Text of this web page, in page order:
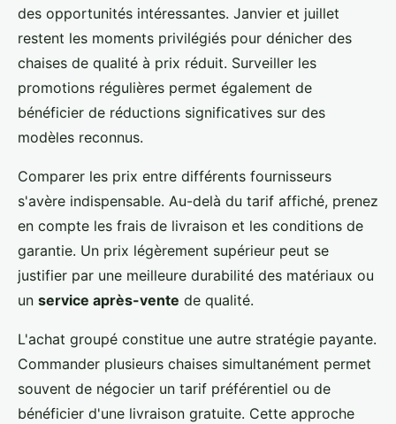
des opportunités intéressantes. Janvier et juillet
restent les moments privilégiés pour dénicher des
chaises de qualité à prix réduit. Surveiller les
promotions régulières permet également de
bénéficier de réductions significatives sur des
modèles reconnus.
Comparer les prix entre différents fournisseurs
s'avère indispensable. Au-delà du tarif affiché, prenez
en compte les frais de livraison et les conditions de
garantie. Un prix légèrement supérieur peut se
justifier par une meilleure durabilité des matériaux ou
un service après-vente de qualité.
L'achat groupé constitue une autre stratégie payante.
Commander plusieurs chaises simultanément permet
souvent de négocier un tarif préférentiel ou de
bénéficier d'une livraison gratuite. Cette approche